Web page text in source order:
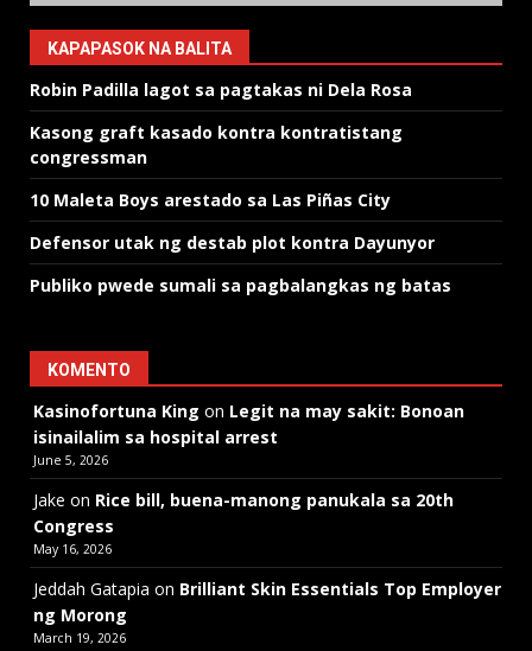
KAPAPASOK NA BALITA
Robin Padilla lagot sa pagtakas ni Dela Rosa
Kasong graft kasado kontra kontratistang
congressman
10 Maleta Boys arestado sa Las Piñas City
Defensor utak ng destab plot kontra Dayunyor
Publiko pwede sumali sa pagbalangkas ng batas
KOMENTO
Kasinofortuna King on Legit na may sakit: Bonoan
isinailalim sa hospital arrest
June 5, 2026
Jake on Rice bill, buena-manong panukala sa 20th
Congress
May 16, 2026
Jeddah Gatapia on Brilliant Skin Essentials Top Employer
ng Morong
March 19, 2026